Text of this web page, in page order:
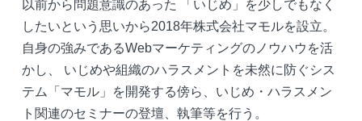
以前から問題意識のあった 「いじめ」を少しでもなく
したいという思いから2018年株式会社マモルを設立。
自身の強みであるWebマーケティングのノウハウを活
かし、 いじめや組織のハラスメントを未然に防ぐシス
テム「マモル」を開発する傍ら、いじめ・ハラスメン
ト関連のセミナーの登壇、執筆等を行う。